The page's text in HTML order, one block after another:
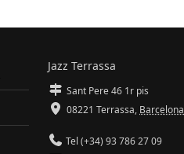
Jazz Terrassa
Sant Pere 46 1r pis
08221 Terrassa, Barcelona
Tel (+34) 93 786 27 09